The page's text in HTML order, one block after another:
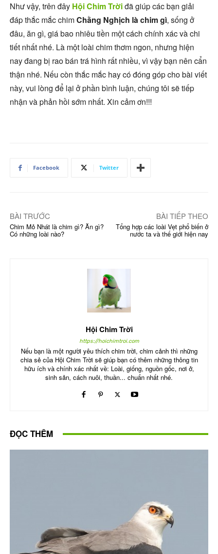
Như vậy, trên đây Hội Chim Trờiđã giúp các bạn giải
đáp thắc mắc chimChằng Nghịch là chim gì, sống ở
đâu, ăn gì, giá bao nhiêu tiền một cách chính xác và chi
tiết nhất nhé. Là một loài chim thơm ngon, nhưng hiện
nay đang bị rao bán trá hình rất nhiều, vì vậy bạn nên cẩn
thận nhé. Nếu còn thắc mắc hay có đóng góp cho bài viết
này, vui lòng để lại ở phần bình luận, chúng tôi sẽ tiếp
nhận và phản hồi sớm nhất. Xin cảm ơn!!!
Facebook Twitter
BÀI TRƯỚC
Chim Mỏ Nhát là chim gì? Ăn gì?
Có những loài nào?
BÀI TIẾP THEO
Tổng hợp các loài Vẹt phổ biến ở
nước ta và thế giới hiện nay
Hội Chim Trời
https://hoichimtroi.com
Nếu bạn là một người yêu thích chim trời, chim cảnh thì những
chia sẻ của Hội Chim Trời sẽ giúp bạn có thêm những thông tin
hữu ích và chính xác nhất về: Loài, giống, nguồn gốc, nơi ở,
sinh sản, cách nuôi, thuần... chuẩn nhất nhé.
ĐỌC THÊM